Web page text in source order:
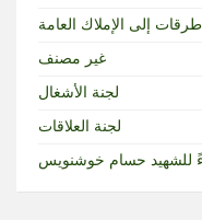
إلى الإملاك العامة
غير مصنف
لجنة الأشغال
لجنة العلاقات
للشهيد حسام خوشنويس